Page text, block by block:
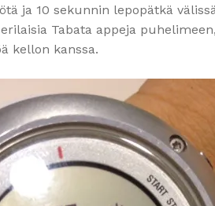
ja 10 sekunnin lepopätkä
Tabata appeja
kellon kanssa.